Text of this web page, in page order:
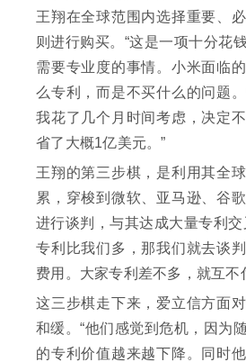
王翔在全球范围内选择重要、
则进行购买。“这是一项十分花
需要专业度的事情。小米面临
么专利，而是不买什么的问题
我花了几个月时间考虑，决定
省了大概1亿美元。”
王翔的第三步棋，是利用其全
累，穿梭到微软、亚马逊、谷
进行谈判，与其达成大量专利
专利比我们多，那我们就去谈
费用。大家专利差不多，就互不
这三步棋走下来，爱立信方面
和缓。“他们感觉到危机，因为
的专利价值越来越下降。同时